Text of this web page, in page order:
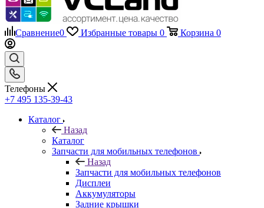
Сравнение0 Избранные товары 0 Корзина 0
Телефоны
+7 495 135-39-43
Каталог
Назад
Каталог
Запчасти для мобильных телефонов
Назад
Запчасти для мобильных телефонов
Дисплеи
Аккумуляторы
Задние крышки